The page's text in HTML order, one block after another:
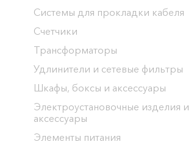
Системы для прокладки кабеля
Счетчики
Трансформаторы
Удлинители и сетевые фильтры
Шкафы, боксы и аксессуары
Электроустановочные изделия и
аксессуары
Элементы питания